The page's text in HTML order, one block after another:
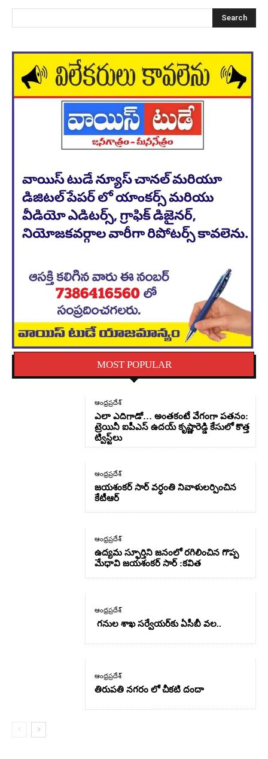
Search
MOST POPULAR
ఆంధ్రప్రదేశ్
ఎలా ఎదిగాడో… అంతకంటే వేగంగా పతనం:
ట్రెయినీ ఐపీఎస్ ఉదయ్ కృష్ణారెడ్డి కేసులో కొత్త
ట్విస్ట్‌లు
ఆంధ్రప్రదేశ్
జయశంకర్ సార్ వర్ధంతి నివాళులర్పించిన
కేటీఆర్
ఆంధ్రప్రదేశ్
ఉద్యమ స్ఫూర్తిని జనంలో రగిలించిన గొప్ప
మేధావి జయశంకర్ సార్ :కవిత
ఆంధ్రప్రదేశ్
గనుల శాఖ సర్వేయర్‌కు ఏసీబీ వల..
ఆంధ్రప్రదేశ్
తిరుపతి నగరం లో చీకటి దందా